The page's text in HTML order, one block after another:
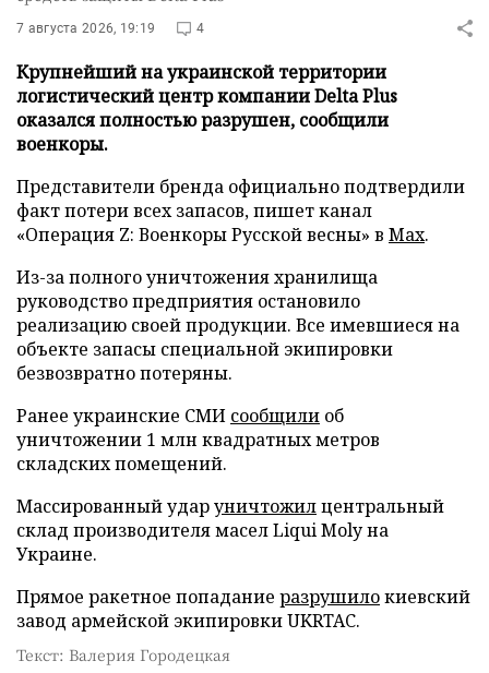
7 августа 2026, 19:19 4
Крупнейший на украинской территории
логистический центр компании Delta Plus
оказался полностью разрушен, сообщили
военкоры.
Представители бренда официально подтвердили
факт потери всех запасов, пишет канал
«Операция Z: Военкоры Русской весны» в Max.
Из-за полного уничтожения хранилища
руководство предприятия остановило
реализацию своей продукции. Все имевшиеся на
объекте запасы специальной экипировки
безвозвратно потеряны.
Ранее украинские СМИ сообщили об
уничтожении 1 млн квадратных метров
складских помещений.
Массированный ударуничтожилцентральный
склад производителя масел Liqui Moly на
Украине.
Прямое ракетное попадание разрушилокиевский
завод армейской экипировки UKRTAC.
Текст: Валерия Городецкая